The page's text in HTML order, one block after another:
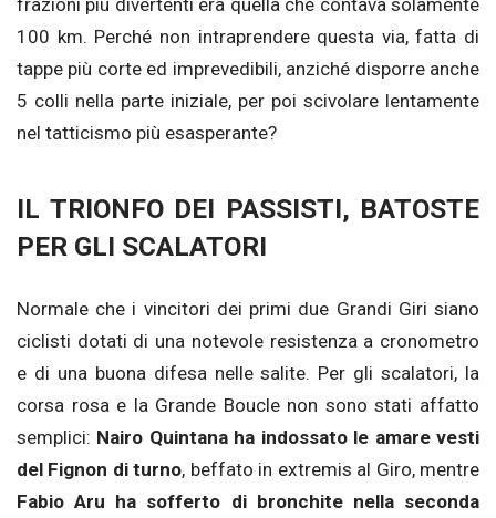
100 km. Perché non intraprendere questa via, fatta di
tappe più corte ed imprevedibili, anziché disporre anche
5 colli nella parte iniziale, per poi scivolare lentamente
nel tatticismo più esasperante?
IL TRIONFO DEI PASSISTI, BATOSTE
PER GLI SCALATORI
Normale che i vincitori dei primi due Grandi Giri siano
ciclisti dotati di una notevole resistenza a cronometro
e di una buona difesa nelle salite. Per gli scalatori, la
corsa rosa e la Grande Boucle non sono stati affatto
semplici: Nairo Quintana ha indossato le amare vesti
del Fignon di turno, beffato in extremis al Giro, mentre
Fabio Aru ha sofferto di bronchite nella seconda